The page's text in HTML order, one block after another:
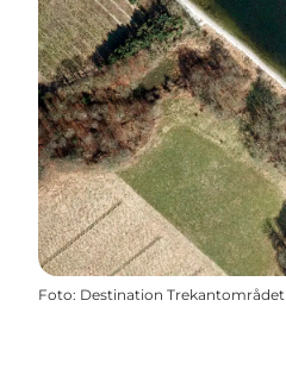
Foto: Destination Trekantområdet